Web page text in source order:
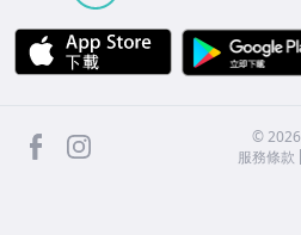
APP Store
facebook ©2026
服務條款